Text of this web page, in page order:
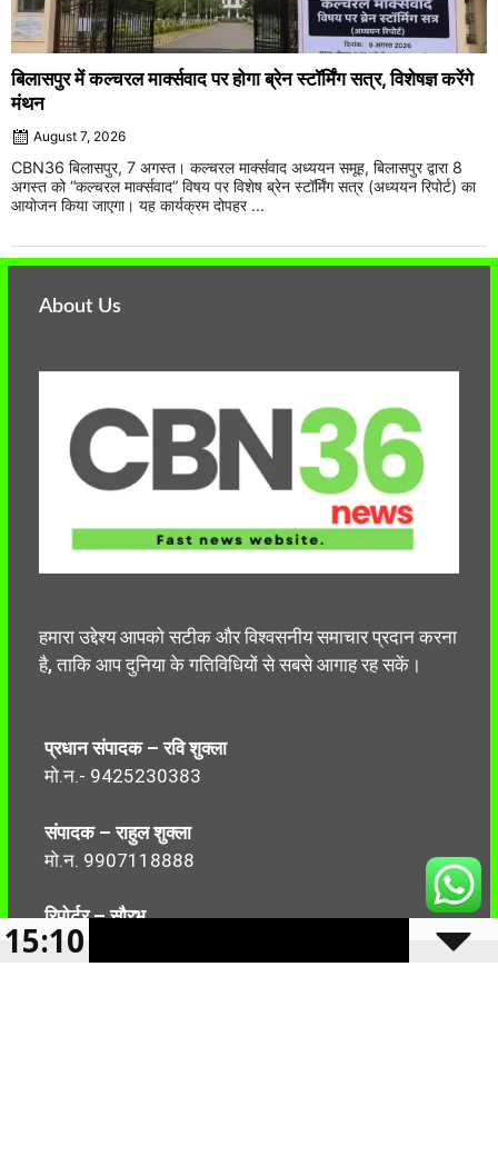
बिलासपुर में कल्चरल मार्क्सवाद पर होगा ब्रेन स्टॉर्मिंग सत्र, विशेषज्ञ करेंगे
मंथन
August 7, 2026
CBN36 बिलासपुर, 7 अगस्त। कल्चरल मार्क्सवाद अध्ययन समूह, बिलासपुर द्वारा 8
अगस्त को “कल्चरल मार्क्सवाद” विषय पर विशेष ब्रेन स्टॉर्मिंग सत्र (अध्ययन रिपोर्ट) का
आयोजन किया जाएगा। यह कार्यक्रम दोपहर ...
About Us
हमारा उद्देश्य आपको सटीक और विश्वसनीय समाचार प्रदान करना
है, ताकि आप दुनिया के गतिविधियों से सबसे आगाह रह सकें।
प्रधान संपादक – रवि शुक्ला
मो.न.- 9425230383
संपादक – राहुल शुक्ला
मो.न. 9907118888
रिपोर्टर – सौरभ
मो.न.-7499999906
15:10